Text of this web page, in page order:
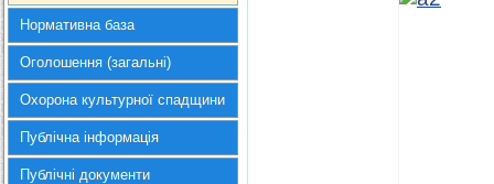
Нормативна база
Оголошення (загальні)
Охорона культурної спадщини
Публічна інформація
Публічні документи